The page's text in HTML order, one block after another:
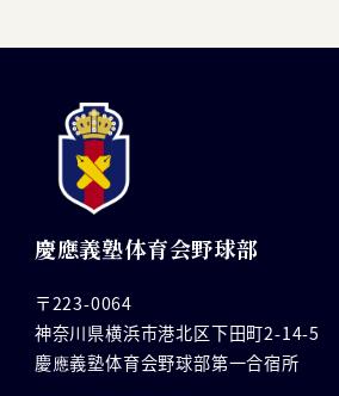
慶應義塾体育会野球部
〒223-0064
神奈川県横浜市港北区下田町2-14-5
慶應義塾体育会野球部第一合宿所